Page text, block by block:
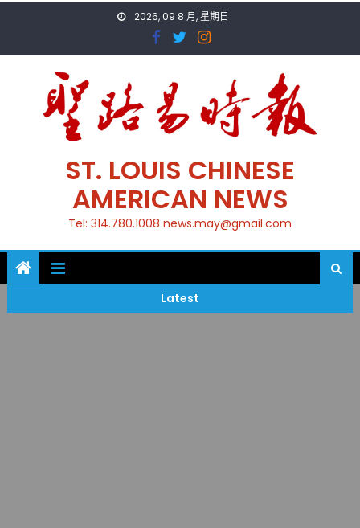
2026, 09 8 月, 星期日
ST. LOUIS CHINESE
AMERICAN NEWS
Tel: 314.780.1008 news.may@gmail.com
Latest